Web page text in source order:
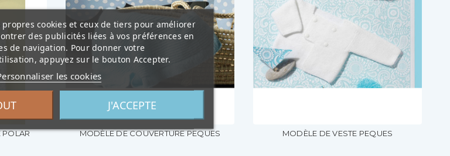
POLAR MODÈLE DE COUVERTURE PEQUES MODÈLE DE VESTE PEQUES
propres cookies et ceux de tiers pour améliorer
des publicités liées à vos préférences en
de navigation. Pour donner votre
appuyez sur le bouton Accepter.
les cookies
J'ACCEPTE